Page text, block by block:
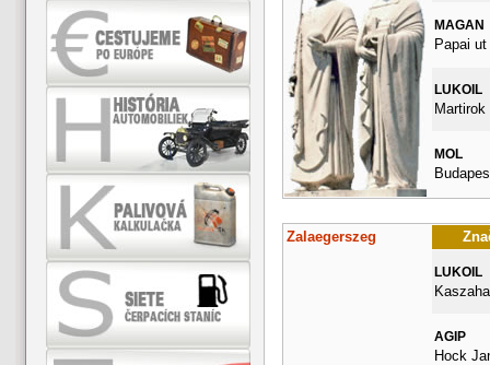
MAGAN
Papai ut
LUKOIL
MOL
Zalaegerszeg
LUKOIL
AGIP
Hock